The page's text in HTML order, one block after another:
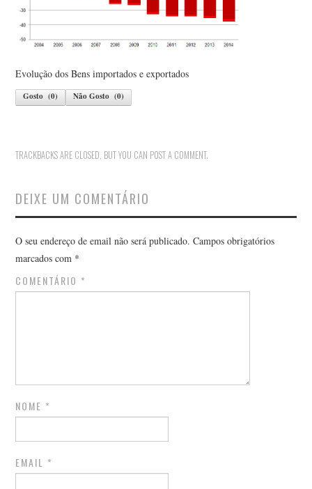
Evolução dos Bens importados e exportados
Gosto (0) Não Gosto (0)
TRACKBACKS ARE CLOSED, BUT YOU CAN POST A COMMENT.
DEIXE UM COMENTÁRIO
O seu endereço de email não será publicado. Campos obrigatórios
marcados com *
COMENTÁRIO *
NOME *
EMAIL *